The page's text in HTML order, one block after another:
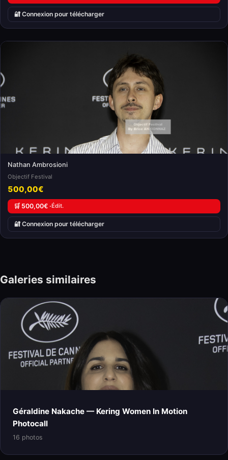
🔐 Connexion pour télécharger
Nathan Ambrosioni
Objectif Festival
500,00€
🛒 500,00€ ·Édit.
🔐 Connexion pour télécharger
Galeries similaires
Géraldine Nakache — Kering Women In Motion
Photocall
16 photos